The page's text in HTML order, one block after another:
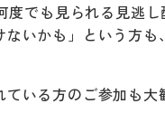
でも見られる見逃
いかも」という方も
いる方のご参加も大